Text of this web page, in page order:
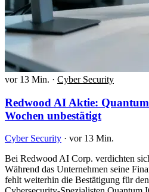
vor 13 Min. · Cyber Security
Redwood AI Aktie:
Wochen unbestätigt
Cyber Security · vor 13 Min.
Bei Redwood AI Corp. verdichten
Während das Unternehmen seine
fehlt weiterhin die Bestätigung für